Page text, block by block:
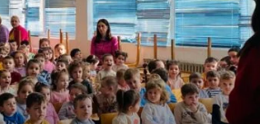
ЗАКОН ЗА ЦКРМ
СТАТУТ НА ЦКРМ